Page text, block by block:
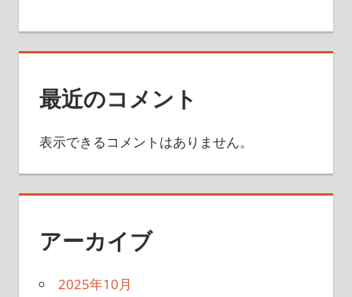
最近のコメント
表示できるコメントはありません。
アーカイブ
2025年10月